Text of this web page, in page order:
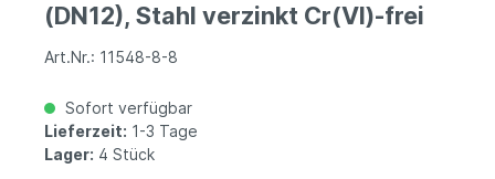
(DN12), Stahl verzinkt Cr(VI)-frei
Art.Nr.: 11548-8-8
Sofort verfügbar
Lieferzeit: 1-3 Tage
Lager: 4 Stück